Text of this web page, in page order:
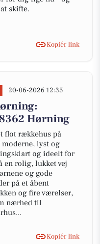
skifte.
Kopiér link
20-06-2026 12:35
Hørning
flot rækkehus på
moderne, lyst og
og ideelt for
en rolig, lukket vej
og gode
på et åbent
og fire værelser,
nærhed til
Kopiér link